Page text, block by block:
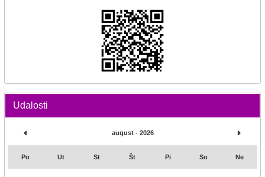
Udalosti
august - 2026
Po Ut St Št Pi So Ne